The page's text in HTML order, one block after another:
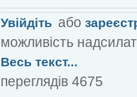
Увійдіть або
можливість
Весь текст...
переглядів 4675